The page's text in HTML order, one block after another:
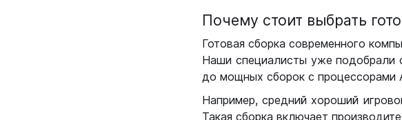
Почему стоит выбрать
Готовая сборка современного
Наши специалисты уже подобрали
до мощных сборок с процессорами
Например, средний хороший
Такая сборка включает